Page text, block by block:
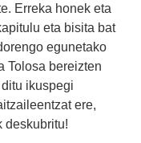
Erreka honek eta
eta bisita bat
egunetako
Tolosa bereizten
ikuspegi
ere,
deskubritu!